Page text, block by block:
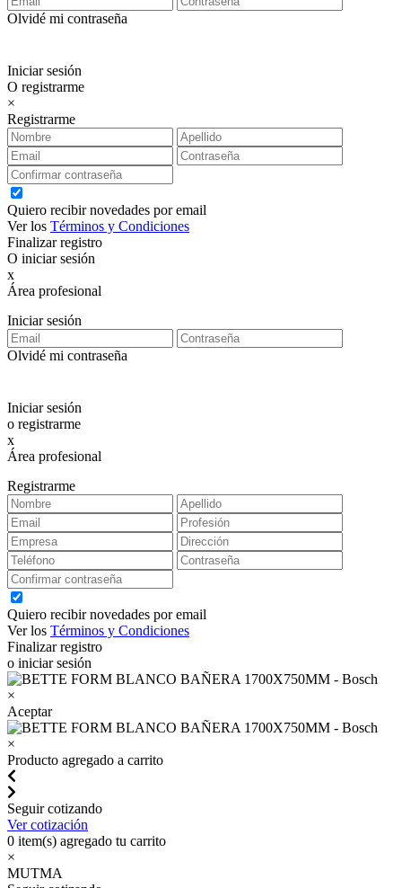
Olvidé mi contraseña
Iniciar sesión
O registrarme
×
Registrarme
Quiero recibir novedades por email
Ver los Términos y Condiciones
Finalizar registro
O iniciar sesión
x
Área profesional
Iniciar sesión
Olvidé mi contraseña
Iniciar sesión
o registrarme
x
Área profesional
Registrarme
Quiero recibir novedades por email
Ver los Términos y Condiciones
Finalizar registro
o iniciar sesión
×
Aceptar
×
Producto agregado a carrito
Seguir cotizando
Ver cotización
0 item(s) agregado tu carrito
×
MUTMA